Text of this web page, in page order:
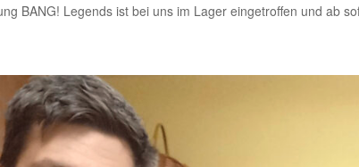
BANG! Legends ist bei uns im Lager eingetroffen und ab